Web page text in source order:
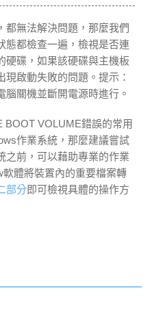
都無法解決問題，那麼我們
態都檢查一遍，檢視是否連
硬碟，如果該硬碟與主機板
啟動失敗的問題。提示：
關機並斷開電源時進行。
BOOT VOLUME錯誤的常用
作業系統，那麼建議嘗試
之前，可以藉助專業的作業
體將裝置內的重要檔案轉
部分即可檢視具體的操作方